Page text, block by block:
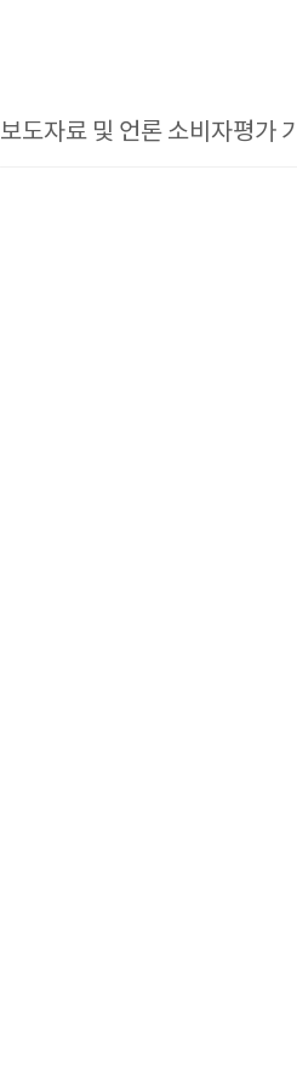
보도자료 및 언론 소비자평가